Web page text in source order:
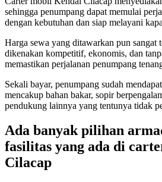
sehingga penumpang dapat memulai
dengan kebutuhan dan siap melayani
Harga sewa yang ditawarkan pun sangat
dikenakan kompetitif, ekonomis, dan
memastikan perjalanan penumpang
Sekali bayar, penumpang sudah
mencakup bahan bakar, sopir
pendukung lainnya yang tentunya tidak
Ada banyak pilihan
fasilitas yang ada di
Cilacap